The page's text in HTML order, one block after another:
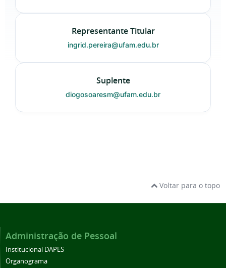
Representante Titular
ingrid.pereira@ufam.edu.br
Suplente
diogosoaresm@ufam.edu.br
Voltar para o topo
Administração de Pessoal
Institucional DAPES
Organograma